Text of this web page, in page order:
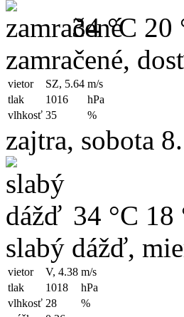
34 °C 20
zamračené,
vietor SZ, 5.64 m/s
tlak
1016
hPa
vlhkosť 35 %
zajtra, sobota
34 °C 18
slabý dážď,
vietor V, 4.38 m/s
tlak
1018
hPa
vlhkosť 28
%